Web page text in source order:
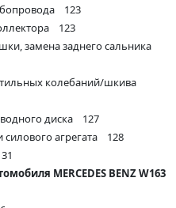
123
123
замена заднего сальника
колебаний/шкива
диска 127
силового агрегата 128
MERCEDES BENZ W163